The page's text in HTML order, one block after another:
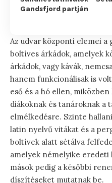
Gandsfjord partján
Az udvar központi elemei a
boltíves árkádok, amelyek
árkádok, vagy kávák,
hanem funkcionálisak is
eső és a hó ellen,
diákoknak és tanároknak a
elmélkedésre. Szinte
latin nyelvű vitákat és a
boltívek alatt sétálva
amelyek némelyike
mások pedig a későbbi
díszítéseket mutatnak be.